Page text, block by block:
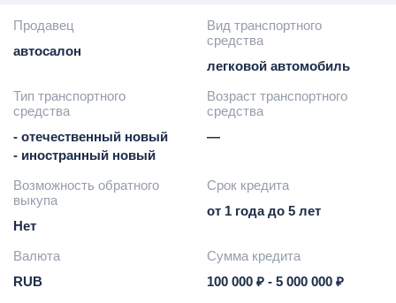
Продавец
автосалон
Вид транспортного
средства
легковой автомобиль
Тип транспортного
средства
- отечественный новый
- иностранный новый
Возраст транспортного
средства
—
Возможность обратного
выкупа
Нет
Срок кредита
от 1 года до 5 лет
Валюта
RUB
Сумма кредита
100 000 ₽ - 5 000 000 ₽